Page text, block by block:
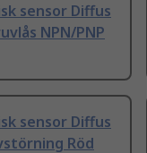
sensor Diffus
NPN/PNP
sensor Diffus
Röd